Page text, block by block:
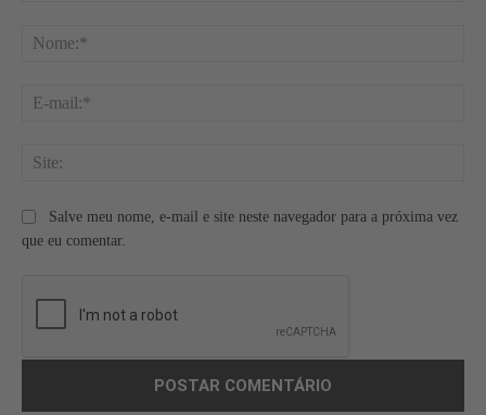
Salve meu nome, e-mail e site neste navegador para a próxima vez
que eu comentar.